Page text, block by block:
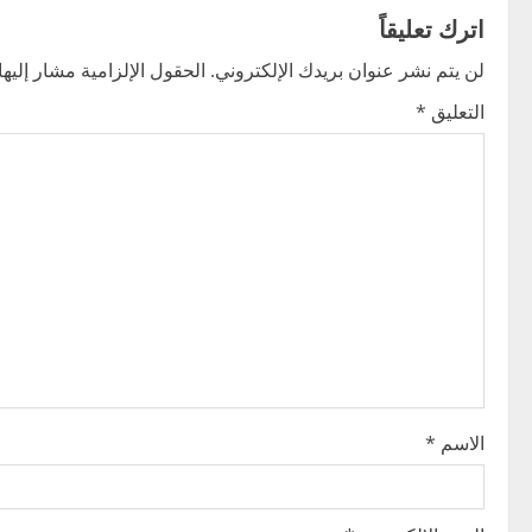
t
n
a
i
o
اترك تعليقاً
لن يتم نشر عنوان بريدك الإلكتروني. الحقول الإلزامية مشار
التعليق *
الاسم *